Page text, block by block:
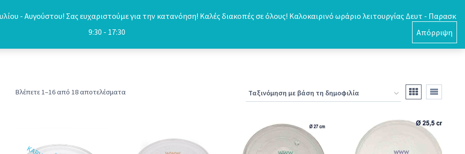
- Αυγούστου! Σας ευχαριστούμε για την κατανόηση! Καλές διακοπές σε όλους! Καλοκαιρινό ωράριο λειτουργίας Δευτ - Παρασκ
9:30 - 17:30
Απόρριψη
0
Βλέπετε 1–16 από 18 αποτελέσματαSorted